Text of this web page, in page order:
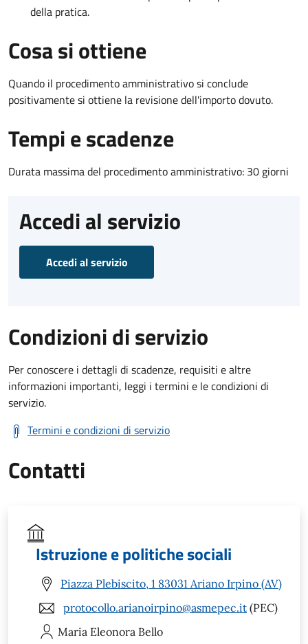
della pratica.
Cosa si ottiene
Quando il procedimento amministrativo si conclude
positivamente si ottiene la revisione dell'importo dovuto.
Tempi e scadenze
Durata massima del procedimento amministrativo: 30 giorni
Accedi al servizio
Accedi al servizio
Condizioni di servizio
Per conoscere i dettagli di scadenze, requisiti e altre
informazioni importanti, leggi i termini e le condizioni di
servizio.
Termini e condizioni di servizio
Contatti
Istruzione e politiche sociali
Piazza Plebiscito, 1 83031 Ariano Irpino (AV)
protocollo.arianoirpino@asmepec.it (PEC)
Maria Eleonora Bello